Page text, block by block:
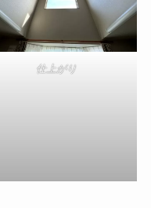
仕上がり